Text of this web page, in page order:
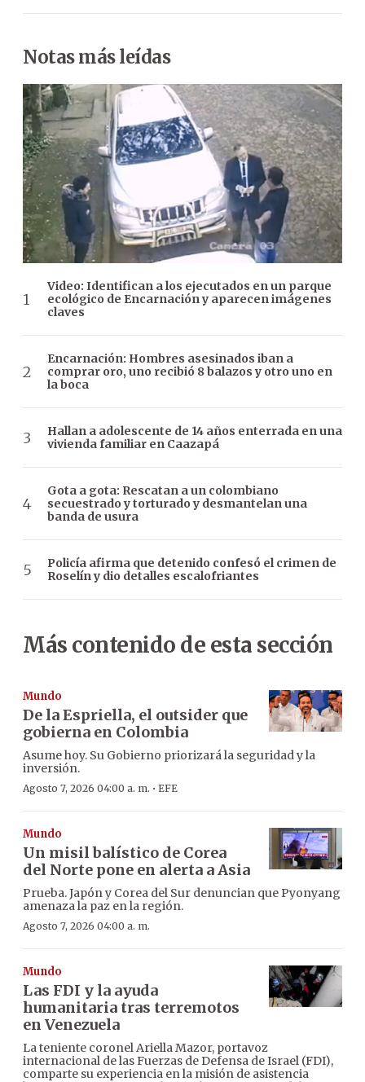
Notas más leídas
Video: Identifican a los ejecutados en un parque
ecológico de Encarnación y aparecen imágenes
claves
Encarnación: Hombres asesinados iban a
comprar oro, uno recibió 8 balazos y otro uno en
la boca
Hallan a adolescente de 14 años enterrada en una
vivienda familiar en Caazapá
Gota a gota: Rescatan a un colombiano
secuestrado y torturado y desmantelan una
banda de usura
Policía afirma que detenido confesó el crimen de
Roselín y dio detalles escalofriantes
Más contenido de esta sección
Mundo
De la Espriella, el outsider que
gobierna en Colombia
Asume hoy. Su Gobierno priorizará la seguridad y la
inversión.
Agosto 7, 2026 04:00 a. m. · EFE
Mundo
Un misil balístico de Corea
del Norte pone en alerta a Asia
Prueba. Japón y Corea del Sur denuncian que Pyonyang
amenaza la paz en la región.
Agosto 7, 2026 04:00 a. m.
Mundo
Las FDI y la ayuda
humanitaria tras terremotos
en Venezuela
La teniente coronel Ariella Mazor, portavoz
internacional de las Fuerzas de Defensa de Israel (FDI),
comparte su experiencia en la misión de asistencia